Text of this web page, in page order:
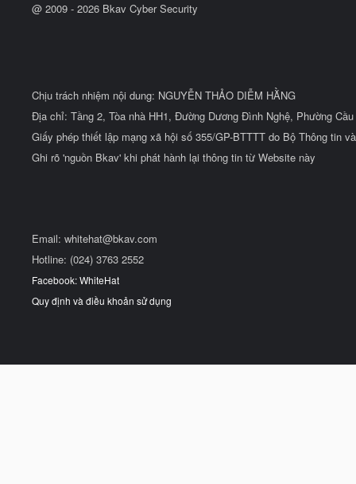
@ 2009 - 2026 Bkav Cyber Security
Chịu trách nhiệm nội dung: NGUYỄN THẢO DIỄM HẰNG
Địa chỉ: Tầng 2, Tòa nhà HH1, Đường Dương Đình Nghệ, Phường
Giấy phép thiết lập mạng xã hội số 355/GP-BTTTT do Bộ Thông tin
Ghi rõ 'nguồn Bkav' khi phát hành lại thông tin từ Website này
Email: whitehat@bkav.com
Hotline: (024) 3763 2552
Facebook: WhiteHat
Quy định và điều khoản sử dụng